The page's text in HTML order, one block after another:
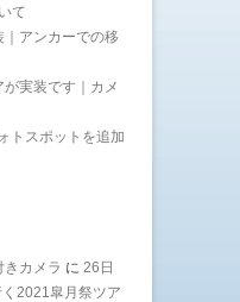
て
｜アンカーでの移
実装です｜カメ
トスポットを追加
カメラ に 26日
2021皐月祭ツア